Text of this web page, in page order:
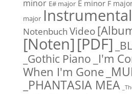
minor E# major E minor F
major Instrumental
Notenbuch Video
[Noten][PDF]
_Gothic Piano _I'm
When I'm Gone
_PHANTASIA MEA